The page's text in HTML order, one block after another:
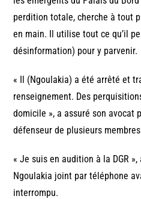
perdition totale, cherche à tout
en main. Il utilise tout ce qu’il
désinformation) pour y parvenir.
« Il (Ngoulakia) a été arrêté et
renseignement. Des
domicile », a assuré son avocat
défenseur de plusieurs
« Je suis en audition à la DGR
Ngoulakia joint par téléphone
interrompu.